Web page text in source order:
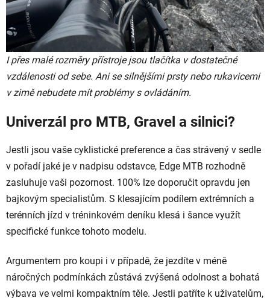
I přes malé rozměry přístroje jsou tlačítka v dostatečné
vzdálenosti od sebe. Ani se silnějšími prsty nebo rukavicemi
v zimě nebudete mít problémy s ovládáním.
Univerzál pro MTB, Gravel a silnici?
Jestli jsou vaše cyklistické preference a čas strávený v sedle
v pořadí jaké je v nadpisu odstavce, Edge MTB rozhodně
zasluhuje vaši pozornost. 100% lze doporučit opravdu jen
bajkovým specialistům. S klesajícím podílem extrémních a
terénních jízd v tréninkovém deníku klesá i šance využít
specifické funkce tohoto modelu.
Argumentem pro koupi i v případě, že jezdíte v méně
náročných podmínkách zůstává zvýšená odolnost a bohatá
výbava ve velmi kompaktním těle. Jestli patříte k uživatelům,